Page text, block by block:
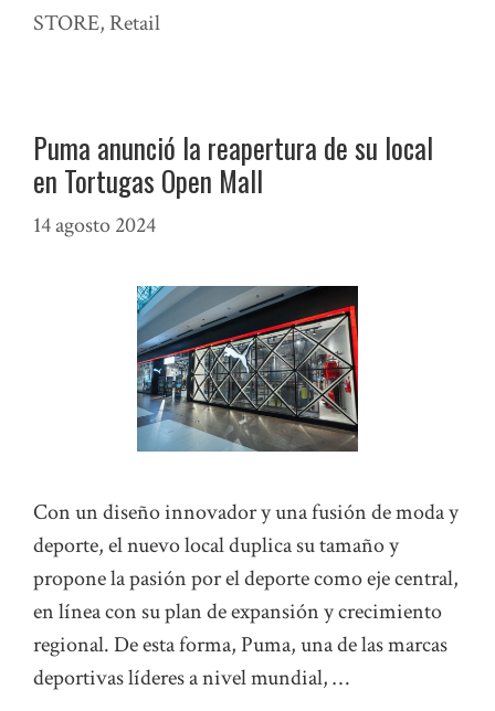
STORE, Retail
Puma anunció la reapertura de su local
en Tortugas Open Mall
14 agosto 2024
Con un diseño innovador y una fusión de moda y
deporte, el nuevo local duplica su tamaño y
propone la pasión por el deporte como eje central,
en línea con su plan de expansión y crecimiento
regional. De esta forma, Puma, una de las marcas
deportivas líderes a nivel mundial, …